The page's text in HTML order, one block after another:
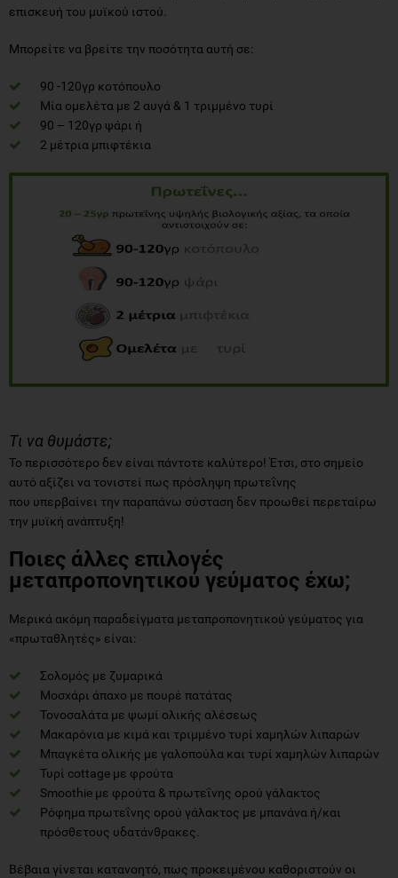
επισκευή του μυϊκού ιστού.
Μπορείτε να βρείτε την ποσότητα αυτή σε:
90 -120γρ κοτόπουλο
Μία ομελέτα με 2 αυγά & 1 τριμμένο τυρί
90 – 120γρ ψάρι ή
2 μέτρια μπιφτέκια
Τι να θυμάστε;
Το περισσότερο δεν είναι πάντοτε καλύτερο! Έτσι, στο σημείο
αυτό αξίζει να τονιστεί πως πρόσληψη πρωτεΐνης
που υπερβαίνει την παραπάνω σύσταση δεν προωθεί περεταίρω
την μυϊκή ανάπτυξη!
Ποιες άλλες επιλογές
μεταπροπονητικού γεύματος έχω;
Μερικά ακόμη παραδείγματα μεταπροπονητικού γεύματος για
«πρωταθλητές» είναι:
Σολομός με ζυμαρικά
Μοσχάρι άπαχο με πουρέ πατάτας
Τονοσαλάτα με ψωμί ολικής αλέσεως
Μακαρόνια με κιμά και τριμμένο τυρί χαμηλών λιπαρών
Μπαγκέτα ολικής με γαλοπούλα και τυρί χαμηλών λιπαρών
Τυρί cottage με φρούτα
Smoothie με φρούτα & πρωτεΐνης ορού γάλακτος
Ρόφημα πρωτεΐνης ορού γάλακτος με μπανάνα ή/και
πρόσθετους υδατάνθρακες.
Βέβαια γίνεται κατανοητό, πως προκειμένου καθοριστούν οι